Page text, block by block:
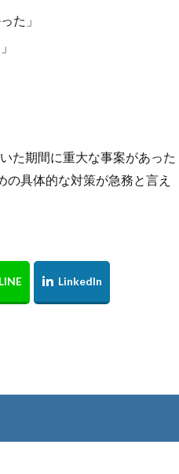
た」
た期間に重大な事案があった
具体的な対策が急務と言え